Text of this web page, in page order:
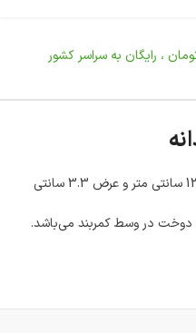
، رایگان به سراسر کشور
بدون ضامن امکان‌پذیر
این کمربند چرم طبیعی دارای اندازه 135 سانتی متر و عرض 3.3 سانتی
در وسط کمربند می‌باشد.